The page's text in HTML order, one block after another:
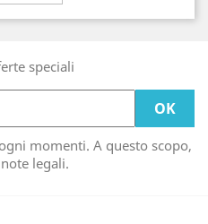
speciali
momenti. A questo scopo,
legali.